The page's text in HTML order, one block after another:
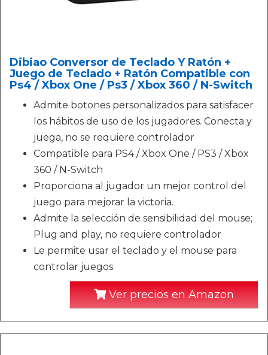
Dibiao Conversor de Teclado Y Ratón +
Juego de Teclado + Ratón Compatible con
Ps4 / Xbox One / Ps3 / Xbox 360 / N-Switch
Admite botones personalizados para satisfacer
los hábitos de uso de los jugadores. Conecta y
juega, no se requiere controlador
Compatible para PS4 / Xbox One / PS3 / Xbox
360 / N-Switch
Proporciona al jugador un mejor control del
juego para mejorar la victoria.
Admite la selección de sensibilidad del mouse;
Plug and play, no requiere controlador
Le permite usar el teclado y el mouse para
controlar juegos
Ver precios en Amazon